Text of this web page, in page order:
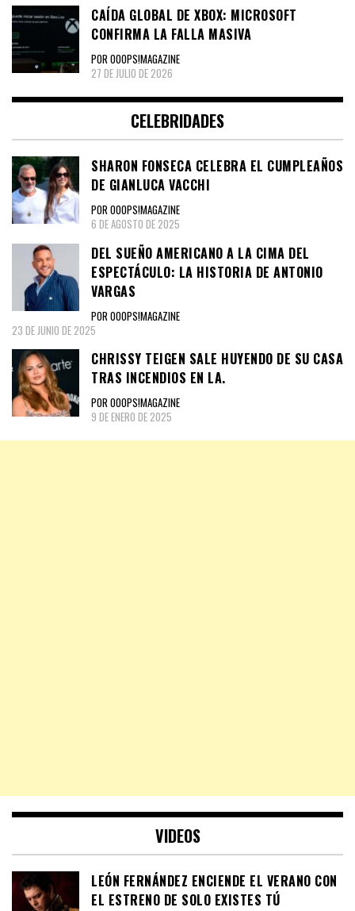
CAÍDA GLOBAL DE XBOX: MICROSOFT
CONFIRMA LA FALLA MASIVA
POR OOOPS!MAGAZINE
27 DE JULIO DE 2026
CELEBRIDADES
SHARON FONSECA CELEBRA EL CUMPLEAÑOS
DE GIANLUCA VACCHI
POR OOOPS!MAGAZINE
6 DE AGOSTO DE 2025
DEL SUEÑO AMERICANO A LA CIMA DEL
ESPECTÁCULO: LA HISTORIA DE ANTONIO
VARGAS
POR OOOPS!MAGAZINE
23 DE JUNIO DE 2025
CHRISSY TEIGEN SALE HUYENDO DE SU CASA
TRAS INCENDIOS EN LA.
POR OOOPS!MAGAZINE
9 DE ENERO DE 2025
VIDEOS
LEÓN FERNÁNDEZ ENCIENDE EL VERANO CON
EL ESTRENO DE SOLO EXISTES TÚ